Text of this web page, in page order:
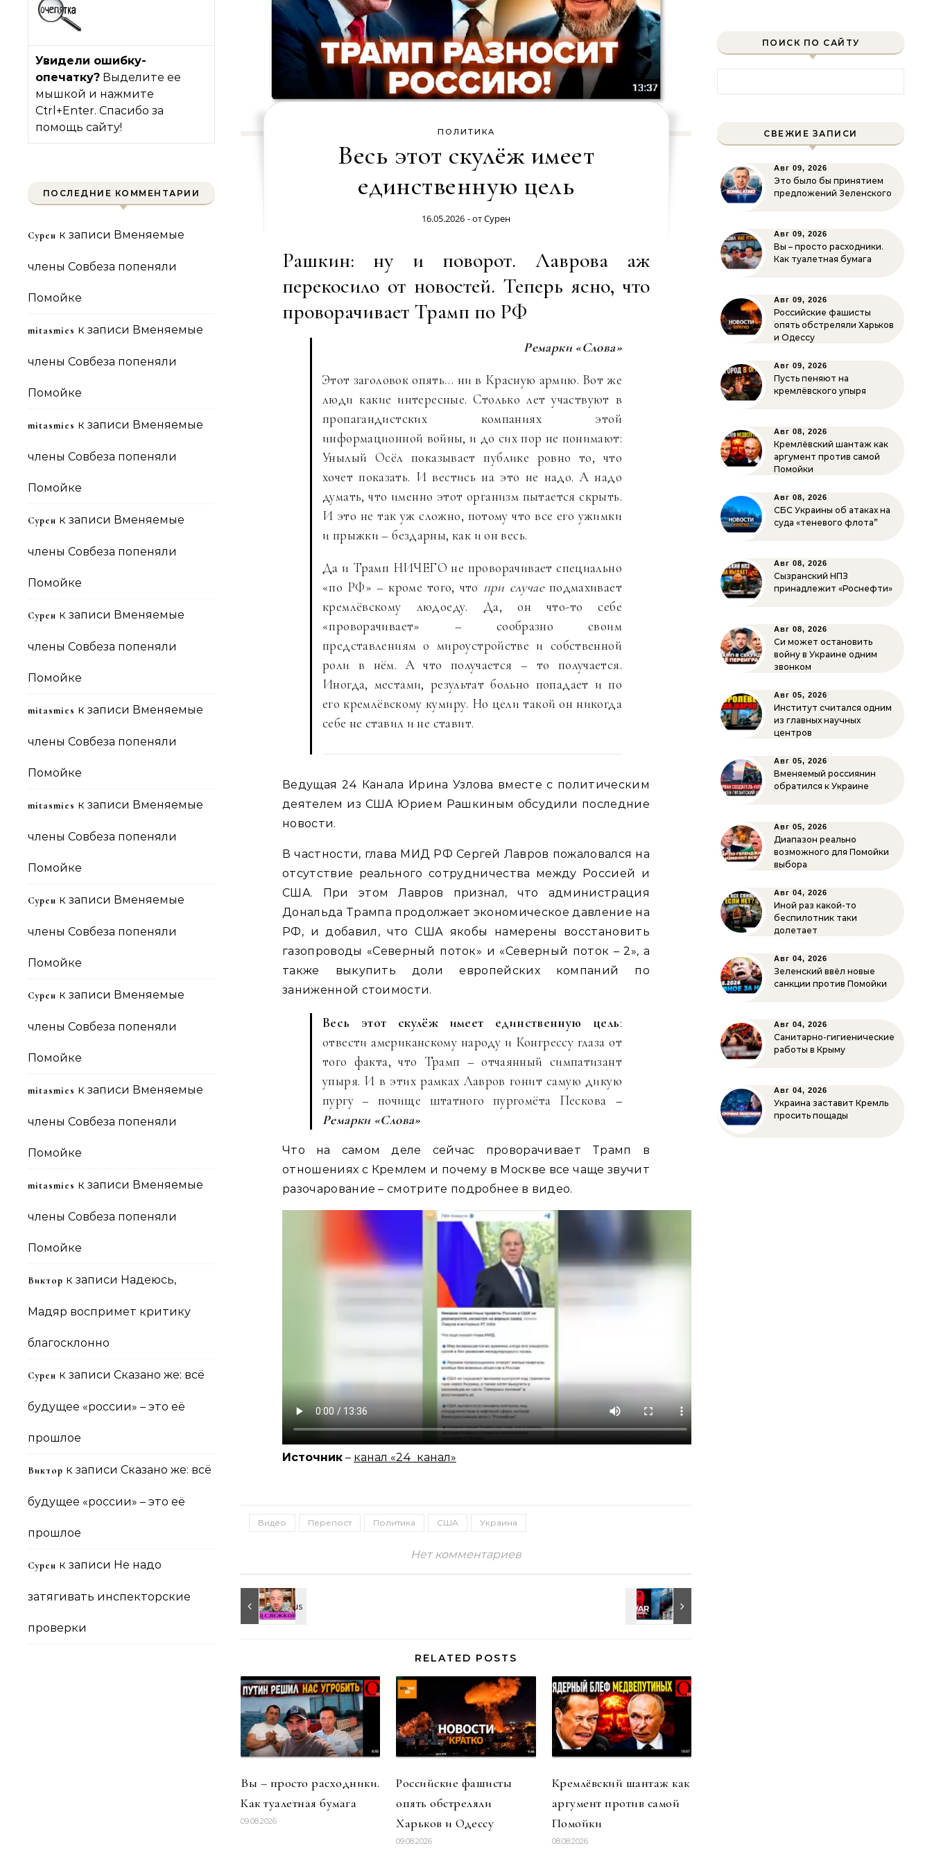
Увидели ошибку-
опечатку? Выделите ее
мышкой и нажмите
Ctrl+Enter. Спасибо за
помощь сайту!
ПОСЛЕДНИЕ КОММЕНТАРИИ
Сурен к записи Вменяемые
члены Совбеза попеняли
Помойке
mitasmies к записи Вменяемые
члены Совбеза попеняли
Помойке
mitasmies к записи Вменяемые
члены Совбеза попеняли
Помойке
Сурен к записи Вменяемые
члены Совбеза попеняли
Помойке
Сурен к записи Вменяемые
члены Совбеза попеняли
Помойке
mitasmies к записи Вменяемые
члены Совбеза попеняли
Помойке
mitasmies к записи Вменяемые
члены Совбеза попеняли
Помойке
Сурен к записи Вменяемые
члены Совбеза попеняли
Помойке
Сурен к записи Вменяемые
члены Совбеза попеняли
Помойке
mitasmies к записи Вменяемые
члены Совбеза попеняли
Помойке
mitasmies к записи Вменяемые
члены Совбеза попеняли
Помойке
Виктор к записи Надеюсь,
Мадяр воспримет критику
благосклонно
Сурен к записи Сказано же: всё
будущее «россии» – это её
прошлое
Виктор к записи Сказано же: всё
будущее «россии» – это её
прошлое
Сурен к записи Не надо
затягивать инспекторские
проверки
ПОЛИТИКА
Весь этот скулёж имеет
единственную цель
16.05.2026 - отСурен
Рашкин: ну и поворот. Лаврова аж
перекосило от новостей. Теперь ясно, что
проворачивает Трамп по РФ
Ремарки «Слова»
Этот заголовок опять… ни в Красную армию. Вот же
люди какие интересные. Столько лет участвуют в
пропагандистских компаниях этой
информационной войны, и до сих пор не понимают:
Унылый Осёл показывает публике ровно то, что
хочет показать. И вестись на это не надо. А надо
думать, что именно этот организм пытается скрыть.
И это не так уж сложно, потому что все его ужимки
и прыжки – бездарны, как и он весь.
Да и Трамп НИЧЕГО не проворачивает специально
«по РФ» – кроме того, что при случаеподмахивает
кремлёвскому людоеду. Да, он что-то себе
«проворачивает» – сообразно своим
представлениям о мироустройстве и собственной
роли в нём. А что получается – то получается.
Иногда, местами, результат больно попадает и по
его кремлёвскому кумиру. Но цели такой он никогда
себе не ставил и не ставит.
Ведущая 24 Канала Ирина Узлова вместе с политическим
деятелем из США Юрием Рашкиным обсудили последние
новости.
В частности, глава МИД РФ Сергей Лавров пожаловался на
отсутствие реального сотрудничества между Россией и
США. При этом Лавров признал, что администрация
Дональда Трампа продолжает экономическое давление на
РФ, и добавил, что США якобы намерены восстановить
газопроводы «Северный поток» и «Северный поток – 2», а
также выкупить доли европейских компаний по
заниженной стоимости.
Весь этот скулёж имеет единственную цель:
отвести американскому народу и Конгрессу глаза от
того факта, что Трамп – отчаянный симпатизант
упыря. И в этих рамках Лавров гонит самую дикую
пургу – почище штатного пургомёта Пескова –
Ремарки «Слова»
Что на самом деле сейчас проворачивает Трамп в
отношениях с Кремлем и почему в Москве все чаще звучит
разочарование – смотрите подробнее в видео.
Источник – канал «24 канал»
Видео Перепост Политика США Украина
Нет комментариев
RELATED POSTS
Вы – просто расходники.
Как туалетная бумага
09.08.2026
Российские фашисты
опять обстреляли
Харьков и Одессу
09.08.2026
Кремлёвский шантаж как
аргумент против самой
Помойки
08.08.2026
ПОИСК ПО САЙТУ
СВЕЖИЕ ЗАПИСИ
Авг 09, 2026
Это было бы принятием
предложений Зеленского
Авг 09, 2026
Вы – просто расходники.
Как туалетная бумага
Авг 09, 2026
Российские фашисты
опять обстреляли Харьков
и Одессу
Авг 09, 2026
Пусть пеняют на
кремлёвского упыря
Авг 08, 2026
Кремлёвский шантаж как
аргумент против самой
Помойки
Авг 08, 2026
СБС Украины об атаках на
суда «теневого флота”
Авг 08, 2026
Сызранский НПЗ
принадлежит «Роснефти»
Авг 08, 2026
Си может остановить
войну в Украине одним
звонком
Авг 05, 2026
Институт считался одним
из главных научных
центров
Авг 05, 2026
Вменяемый россиянин
обратился к Украине
Авг 05, 2026
Диапазон реально
возможного для Помойки
выбора
Авг 04, 2026
Иной раз какой-то
беспилотник таки
долетает
Авг 04, 2026
Зеленский ввёл новые
санкции против Помойки
Авг 04, 2026
Санитарно-гигиенические
работы в Крыму
Авг 04, 2026
Украина заставит Кремль
просить пощады